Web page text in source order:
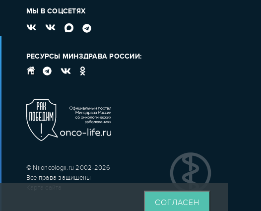
СОГЛАСЕН
МЫ В СОЦСЕТЯХ
РЕСУРСЫ МИНЗДРАВА РОССИИ:
© Niioncologii.ru 2002-2026
Все права защищены